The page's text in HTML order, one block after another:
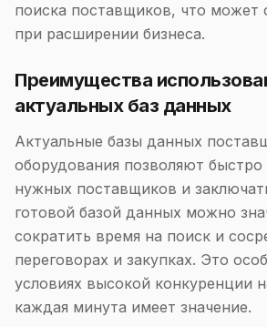
поиска поставщиков, что может
при расширении бизнеса.
Преимущества
актуальных баз данных
Актуальные базы данных
оборудования позволяют быстро
нужных поставщиков и
готовой базой данных можно
сократить время на поиск и
переговорах и закупках. Это
условиях высокой конкуренции
каждая минута имеет значение.